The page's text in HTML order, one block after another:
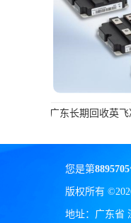
您是第8895705
版权所有
地址：广东省